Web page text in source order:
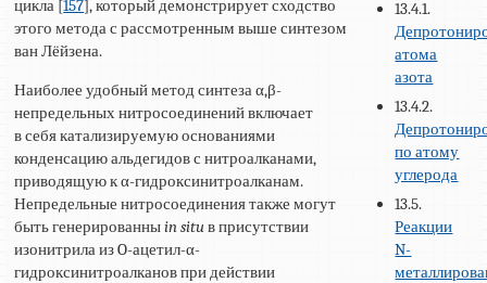
цикла [157], который демонстрирует сходство
этого метода с рассмотренным выше синтезом
ван Лёйзена.
Наиболее удобный метод синтеза α,β-
непредельных нитросоединений включает
в себя катализируемую основаниями
конденсацию альдегидов с нитроалканами,
приводящую к α-гидроксинитроалканам.
Непредельные нитросоединения также могут
быть генерированныin situ в присутствии
изонитрила из O-ацетил-α-
гидроксинитроалканов при действии
13.4.1.
атома
азота
13.4.2.
по атому
углерода
13.5.
Реакции
N-